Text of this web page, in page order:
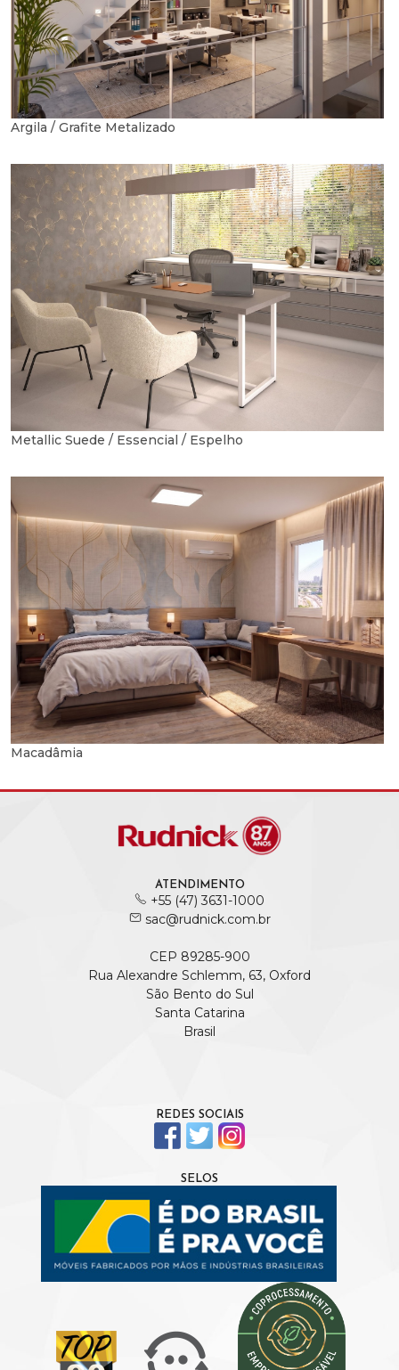
Argila / Grafite Metalizado
Metallic Suede / Essencial / Espelho
Macadâmia
ATENDIMENTO
+55 (47) 3631-1000
sac@rudnick.com.br
CEP 89285-900
Rua Alexandre Schlemm, 63, Oxford
São Bento do Sul
Santa Catarina
Brasil
REDES SOCIAIS
SELOS